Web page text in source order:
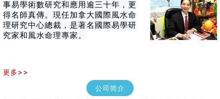
事易學術數研究和應用逾三十年，更
得名師真傳。現任加拿大國際風水命
理研究中心總裁，是著名國際易學研
究家和風水命理專家。
更多>>
公司简介